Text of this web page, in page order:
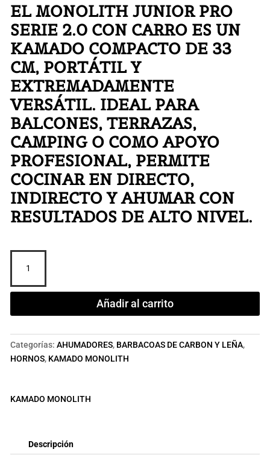
EL MONOLITH JUNIOR PRO
SERIE 2.0 CON CARRO ES UN
KAMADO COMPACTO DE 33
CM, PORTÁTIL Y
EXTREMADAMENTE
VERSÁTIL. IDEAL PARA
BALCONES, TERRAZAS,
CAMPING O COMO APOYO
PROFESIONAL, PERMITE
COCINAR EN DIRECTO,
INDIRECTO Y AHUMAR CON
RESULTADOS DE ALTO NIVEL.
JUNIOR
33
Añadir al carrito
Categorías: AHUMADORES, BARBACOAS DE CARBON Y LEÑA,
HORNOS, KAMADO MONOLITH
KAMADO MONOLITH
Descripción